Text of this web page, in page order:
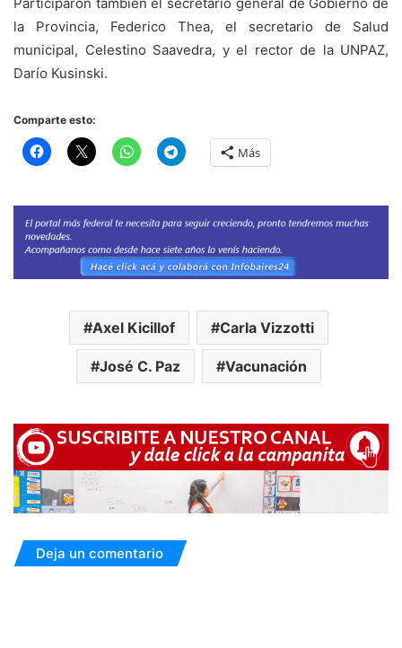
la Provincia, Federico Thea, el secretario de Salud
municipal, Celestino Saavedra, y el rector de la UNPAZ,
Darío Kusinski.
Comparte esto:
Más
Axel Kicillof Carla Vizzotti
José C. Paz Vacunación
Deja un comentario